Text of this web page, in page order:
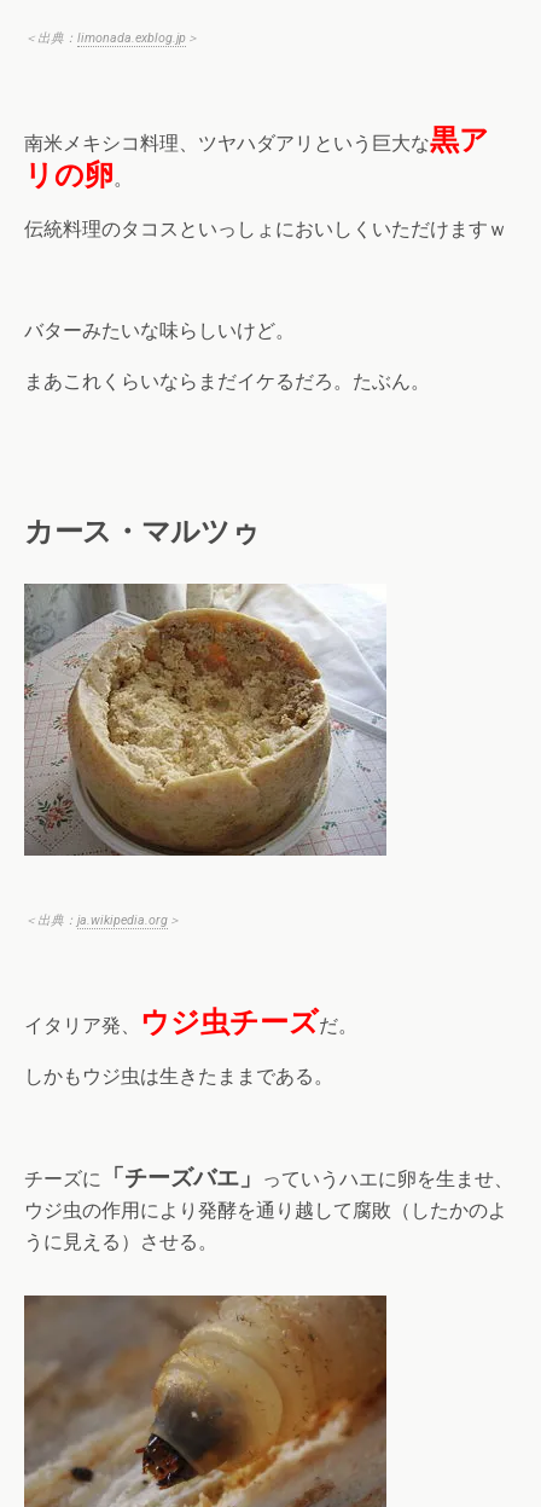
＜出典： limonada.exblog.jp ＞
南米メキシコ料理、ツヤハダアリという巨大な黒ア
リの卵。
伝統料理のタコスといっしょにおいしくいただけますｗ
バターみたいな味らしいけど。
まあこれくらいならまだイケるだろ。たぶん。
カース・マルツゥ
＜出典： ja.wikipedia.org ＞
イタリア発、 ウジ虫チーズだ。
しかもウジ虫は生きたままである。
チーズに 「チーズバエ」
っていうハエに卵を生ませ、
ウジ虫の作用により発酵を通り越して腐敗（したかのよ
うに見える）させる。